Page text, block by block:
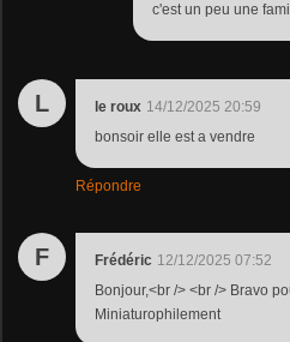
c'est un peu une
L le roux 14/12/2025 20:59
bonsoir elle est a vendre
Répondre
F Frédéric 12/12/2025 07:52
Bonjour,<br /> <br /> Bravo
Miniaturophilement